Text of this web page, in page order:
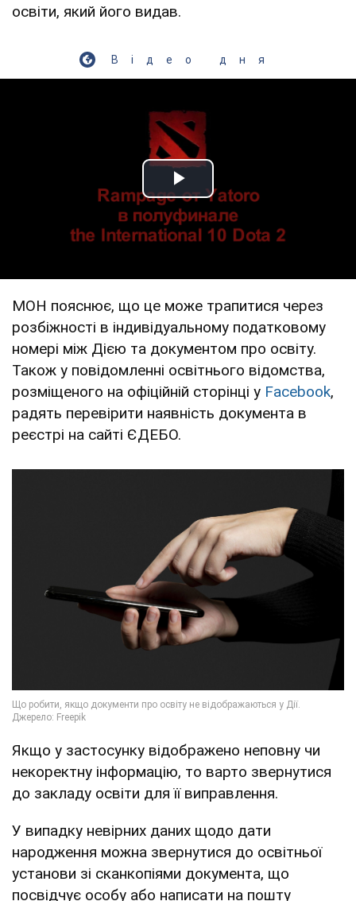
освіти, який його видав.
Відео дня
Play Video
МОН пояснює, що це може трапитися через
розбіжності в індивідуальному податковому
номері між Дією та документом про освіту.
Також у повідомленні освітнього відомства,
розміщеного на офіційній сторінці у Facebook,
радять перевірити наявність документа в
реєстрі на сайті ЄДЕБО.
Якщо у застосунку відображено неповну чи
некоректну інформацію, то варто звернутися
до закладу освіти для її виправлення.
У випадку невірних даних щодо дати
народження можна звернутися до освітньої
установи зі сканкопіями документа, що
посвідчує особу або написати на пошту